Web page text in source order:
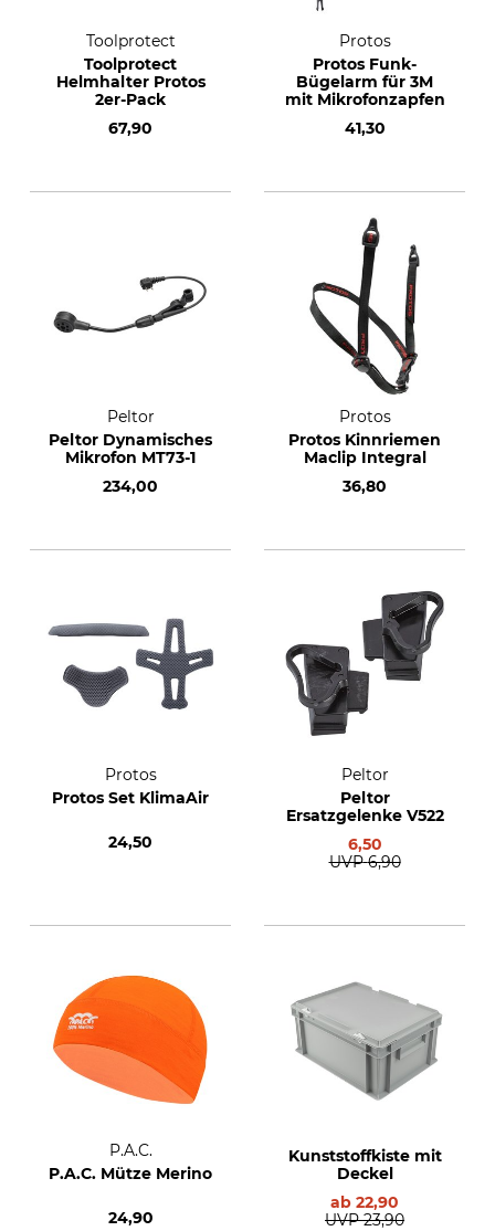
Toolprotect
Toolprotect
Helmhalter Protos
2er-Pack
67,90
Protos
Protos Funk-
Bügelarm für 3M
mit Mikrofonzapfen
41,30
Peltor
Peltor Dynamisches
Mikrofon MT73-1
234,00
Protos
Protos Kinnriemen
Maclip Integral
36,80
Protos
Protos Set KlimaAir
24,50
Peltor
Peltor
Ersatzgelenke V522
6,50
UVP 6,90
P.A.C.
P.A.C. Mütze Merino
24,90
Kunststoffkiste mit
Deckel
ab 22,90
UVP 23,90